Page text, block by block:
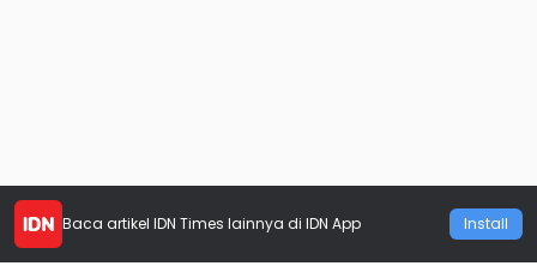
Baca artikel IDN Times lainnya di IDN App Install